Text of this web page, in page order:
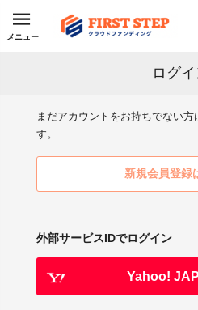
メニュー
ログ
まだアカウントをお持ちでない
す。
新規会員登録
外部サービスIDでログイン
Yahoo!